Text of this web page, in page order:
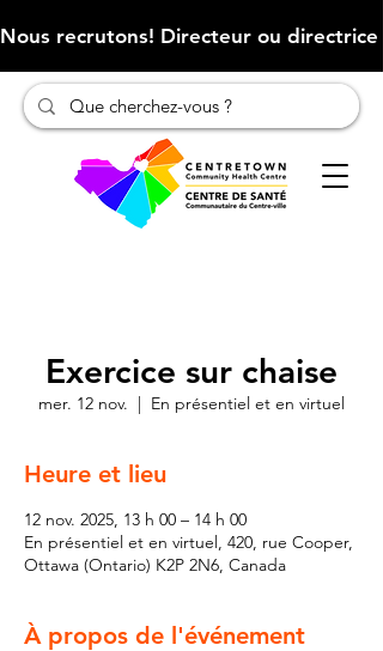
Nous recrutons! Directeur ou
Exercice sur chaise
mer. 12 nov.
  |
En présentiel et en virtuel
Heure et lieu
12 nov. 2025, 13 h 00 – 14 h 00
En présentiel et en virtuel, 420, rue Cooper,
Ottawa (Ontario) K2P 2N6, Canada
À propos de l'événement